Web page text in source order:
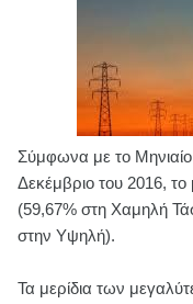
Σύμφωνα με το
Δεκέμβριο του 2016,
(59,67% στη Χαμηλή
στην Υψηλή).
Τα μερίδια των